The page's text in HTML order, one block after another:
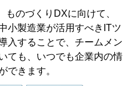
のづくりDXに向けて、
小製造業が活用すべきITツ
入することで、チームメン
ても、いつでも企業内の情
できます。